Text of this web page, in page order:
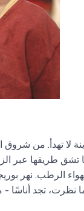
لا تهدأ. من
تشق طريقها عبر
الرطب. نهر